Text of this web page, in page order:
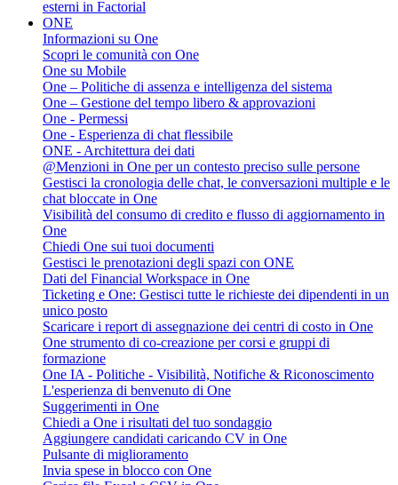
esterni in Factorial
ONE
Informazioni su One
Scopri le comunità con One
One su Mobile
One – Politiche di assenza e intelligenza del sistema
One – Gestione del tempo libero & approvazioni
One - Permessi
One - Esperienza di chat flessibile
ONE - Architettura dei dati
@Menzioni in One per un contesto preciso sulle persone
Gestisci la cronologia delle chat, le conversazioni multiple e le
chat bloccate in One
Visibilità del consumo di credito e flusso di aggiornamento in
One
Chiedi One sui tuoi documenti
Gestisci le prenotazioni degli spazi con ONE
Dati del Financial Workspace in One
Ticketing e One: Gestisci tutte le richieste dei dipendenti in un
unico posto
Scaricare i report di assegnazione dei centri di costo in One
One strumento di co-creazione per corsi e gruppi di
formazione
One IA - Politiche - Visibilità, Notifiche & Riconoscimento
L'esperienza di benvenuto di One
Suggerimenti in One
Chiedi a One i risultati del tuo sondaggio
Aggiungere candidati caricando CV in One
Pulsante di miglioramento
Invia spese in blocco con One